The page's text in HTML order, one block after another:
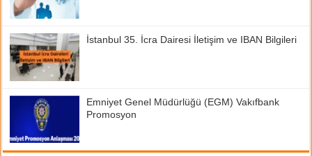
İstanbul 35. İcra Dairesi İletişim ve IBAN Bilgileri
Emniyet Genel Müdürlüğü (EGM) Vakıfbank
Promosyon